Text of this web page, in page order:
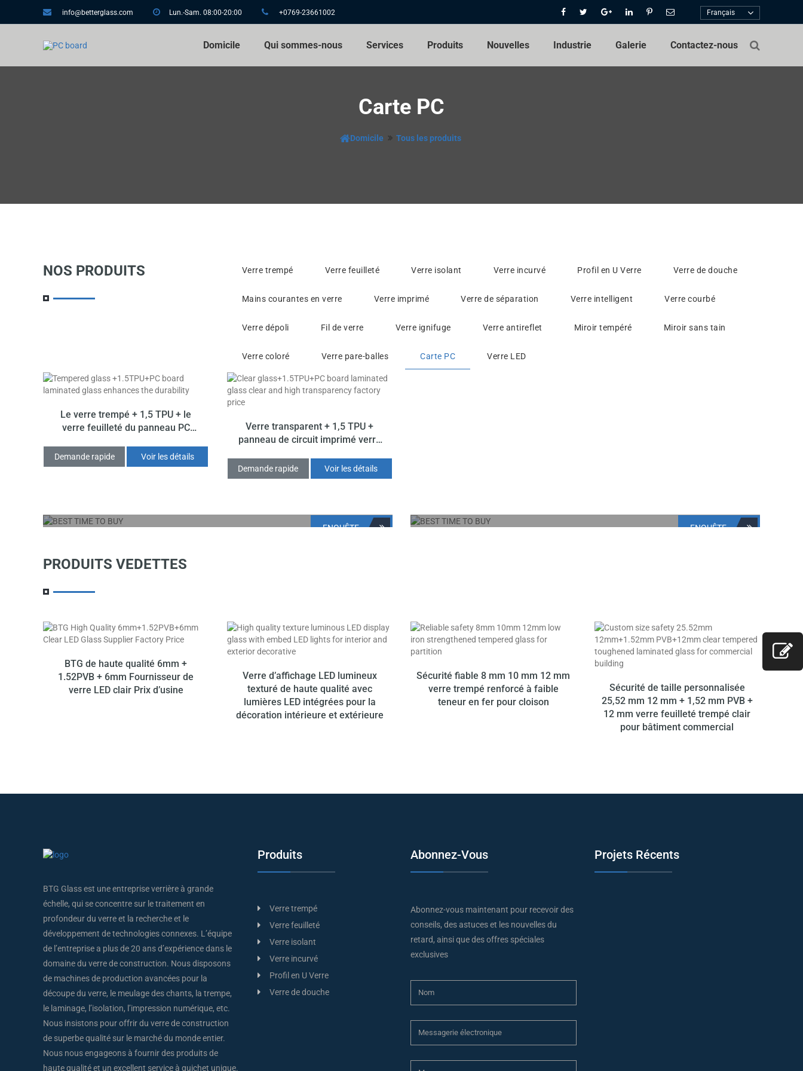
info@betterglass.com Lun.-Sam. 08:00-20:00 +0769-23661002 Français
Domicile Qui sommes-nous Services Produits Nouvelles Industrie Galerie Contactez-nous
Carte PC
Domicile Tous les produits
NOS PRODUITS Verre trempé Verre feuilleté Verre isolant Verre incurvé Profil en U Verre Verre de douche
Mains courantes en verre Verre imprimé Verre de séparation Verre intelligent Verre courbé
Verre dépoli Fil de verre Verre ignifuge Verre antireflet Miroir tempéré Miroir sans tain
Verre coloré Verre pare-balles Carte PC Verre LED
Le verre trempé + 1,5 TPU + le
verre feuilleté du panneau PC
Demande rapide Voir les détails
Verre transparent + 1,5 TPU +
panneau de circuit imprimé verre
prix d’usine
Demande rapide Voir les détails
Notre produit
10 % DE REMBOURSEMENT
ENQUÊTE ENQUÊTE
PRODUITS VEDETTES
BTG de haute qualité 6mm +
1.52PVB + 6mm Fournisseur de
verre LED clair Prix d’usine
Verre d’affichage LED lumineux
texturé de haute qualité avec
lumières LED intégrées pour la
décoration intérieure et extérieure
Sécurité fiable 8 mm 10 mm 12 mm
verre trempé renforcé à faible
teneur en fer pour cloison
Sécurité de taille personnalisée
25,52 mm 12 mm + 1,52 mm PVB +
12 mm verre feuilleté trempé clair
pour bâtiment commercial
BTG Glass est une entreprise verrière à grande
échelle, qui se concentre sur le traitement en
profondeur du verre et la recherche et le
développement de technologies connexes. L’équipe
de l’entreprise a plus de 20 ans d’expérience dans le
domaine du verre de construction. Nous disposons
de machines de production avancées pour la
découpe du verre, le meulage des chants, la trempe,
le laminage, l’isolation, l’impression numérique, etc.
Nous insistons pour offrir du verre de construction
de superbe qualité sur le marché du monde entier.
Nous nous engageons à fournir des produits de
haute qualité et un excellent service à guichet unique.
Produits
Verre trempé
Verre feuilleté
Verre isolant
Verre incurvé
Profil en U Verre
Verre de douche
Abonnez-Vous
Abonnez-vous maintenant pour recevoir des
conseils, des astuces et les nouvelles du
retard, ainsi que des offres spéciales
exclusives
Projets Récents